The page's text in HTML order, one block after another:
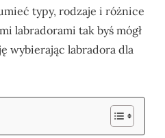
typy, rodzaje i różnice
labradorami tak byś mógł
wybierając labradora dla